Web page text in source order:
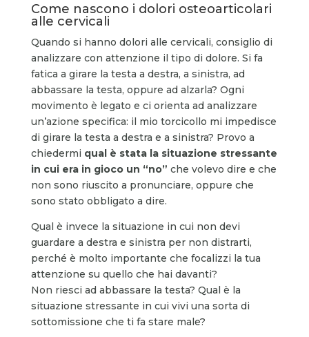
Come nascono i dolori osteoarticolari
alle cervicali
Quando si hanno dolori alle cervicali, consiglio di
analizzare con attenzione il tipo di dolore. Si fa
fatica a girare la testa a destra, a sinistra, ad
abbassare la testa, oppure ad alzarla? Ogni
movimento è legato e ci orienta ad analizzare
un’azione specifica: il mio torcicollo mi impedisce
di girare la testa a destra e a sinistra? Provo a
chiedermi qual è stata la situazione stressante
in cui era in gioco un “no” che volevo dire e che
non sono riuscito a pronunciare, oppure che
sono stato obbligato a dire.
Qual è invece la situazione in cui non devi
guardare a destra e sinistra per non distrarti,
perché è molto importante che focalizzi la tua
attenzione su quello che hai davanti?
Non riesci ad abbassare la testa? Qual è la
situazione stressante in cui vivi una sorta di
sottomissione che ti fa stare male?